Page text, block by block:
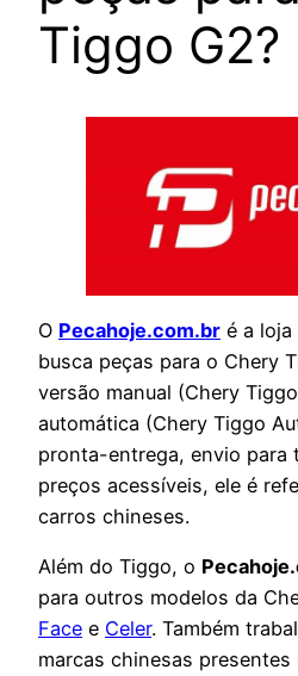
Tiggo G2?
O Pecahoje.com.br é a loja
busca peças para o Chery
versão manual (Chery
automática (Chery Tiggo
pronta-entrega, envio para
preços acessíveis, ele é
carros chineses.
Além do Tiggo, o
para outros modelos da
Face e Celer. Também
marcas chinesas